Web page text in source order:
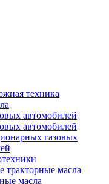
техника
автомобилей
автомобилей
газовых
тракторные масла
масла